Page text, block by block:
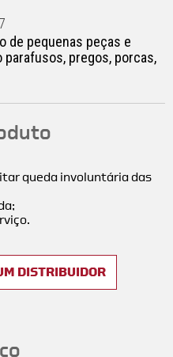
de pequenas peças e
pregos, porcas,
queda involuntária das
DISTRIBUIDOR